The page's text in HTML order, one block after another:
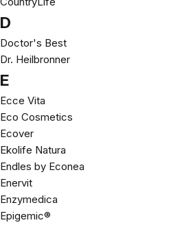
D
Doctor's Best
Dr. Heilbronner
E
Ecce Vita
Eco Cosmetics
Ecover
Ekolife Natura
Endles by Econea
Enervit
Enzymedica
Epigemic®